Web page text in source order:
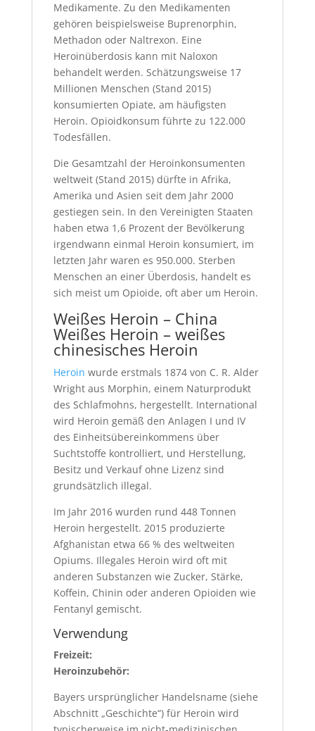
Medikamente. Zu den Medikamenten
gehören beispielsweise Buprenorphin,
Methadon oder Naltrexon. Eine
Heroinüberdosis kann mit Naloxon
behandelt werden. Schätzungsweise 17
Millionen Menschen (Stand 2015)
konsumierten Opiate, am häufigsten
Heroin. Opioidkonsum führte zu 122.000
Todesfällen.
Die Gesamtzahl der Heroinkonsumenten
weltweit (Stand 2015) dürfte in Afrika,
Amerika und Asien seit dem Jahr 2000
gestiegen sein. In den Vereinigten Staaten
haben etwa 1,6 Prozent der Bevölkerung
irgendwann einmal Heroin konsumiert, im
letzten Jahr waren es 950.000. Sterben
Menschen an einer Überdosis, handelt es
sich meist um Opioide, oft aber um Heroin.
Weißes Heroin – China
Weißes Heroin – weißes
chinesisches Heroin
Heroin wurde erstmals 1874 von C. R. Alder
Wright aus Morphin, einem Naturprodukt
des Schlafmohns, hergestellt. International
wird Heroin gemäß den Anlagen I und IV
des Einheitsübereinkommens über
Suchtstoffe kontrolliert, und Herstellung,
Besitz und Verkauf ohne Lizenz sind
grundsätzlich illegal.
Im Jahr 2016 wurden rund 448 Tonnen
Heroin hergestellt. 2015 produzierte
Afghanistan etwa 66 % des weltweiten
Opiums. Illegales Heroin wird oft mit
anderen Substanzen wie Zucker, Stärke,
Koffein, Chinin oder anderen Opioiden wie
Fentanyl gemischt.
Verwendung
Freizeit:
Heroinzubehör:
Bayers ursprünglicher Handelsname (siehe
Abschnitt „Geschichte“) für Heroin wird